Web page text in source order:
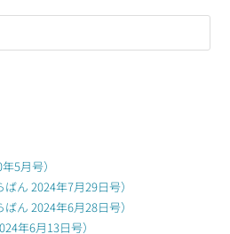
5月号）
ん 2024年7月29日号）
ん 2024年6月28日号）
年6月13日号）